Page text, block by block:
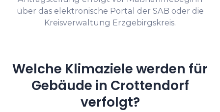
über das elektronische Portal der SAB oder die
Kreisverwaltung Erzgebirgskreis.
Welche Klimaziele werden für
Gebäude in Crottendorf
verfolgt?